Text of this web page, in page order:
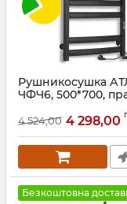
Рушникосушка
ЧФЧ6, 500*700,
Артикул:73207618
4 524,00 4 298,00
Безкоштовна